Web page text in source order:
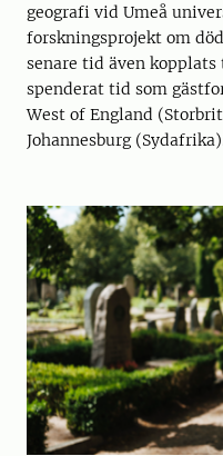
geografi vid Umeå
forskningsprojekt om
senare tid även
spenderat tid som
West of England
Johannesburg